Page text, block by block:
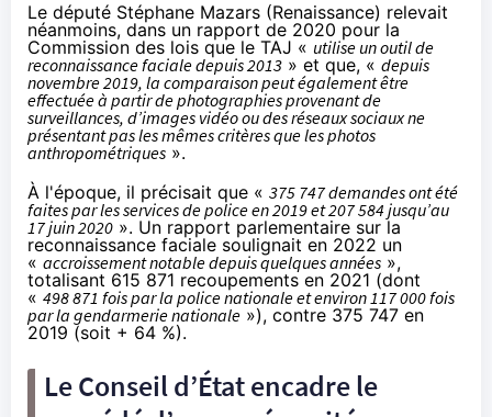
Le député Stéphane Mazars (Renaissance) relevait
néanmoins, dans un rapport de 2020 pour la
Commission des lois que le TAJ « utilise un outil de
reconnaissance faciale depuis 2013 » et que, « depuis
novembre 2019, la comparaison peut également être
effectuée à partir de photographies provenant de
surveillances, d’images vidéo ou des réseaux sociaux ne
présentant pas les mêmes critères que les photos
anthropométriques ».
À l'époque, il précisait que « 375 747 demandes ont été
faites par les services de police en 2019 et 207 584 jusqu’au
17 juin 2020 ». Un rapport parlementaire sur la
reconnaissance faciale soulignait en 2022 un
« accroissement notable depuis quelques années »,
totalisant 615 871 recoupements en 2021 (dont
« 498 871 fois par la police nationale et environ 117 000 fois
par la gendarmerie nationale »), contre 375 747 en
2019 (soit + 64 %).
Le Conseil d’État encadre le